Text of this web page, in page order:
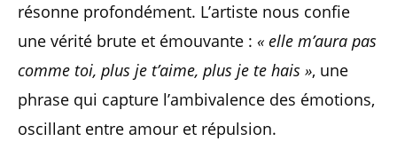
résonne profondément. L’artiste nous confie
une vérité brute et émouvante : « elle m’aura pas
comme toi, plus je t’aime, plus je te hais », une
phrase qui capture l’ambivalence des émotions,
oscillant entre amour et répulsion.